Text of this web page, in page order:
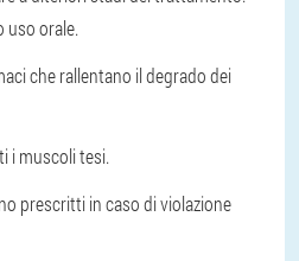
uso orale.
che rallentano il degrado dei
i muscoli tesi.
prescritti in caso di violazione